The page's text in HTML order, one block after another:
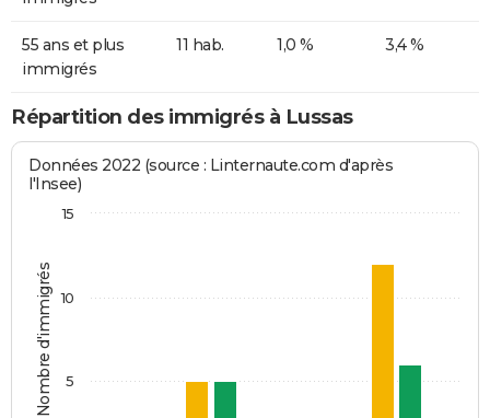
55 ans et plus
immigrés
11 hab. 1,0 % 3,4 %
Répartition des immigrés à Lussas
Nombre d'immigrés
Données 2022 (source : Linternaute.com d'après
l'Insee)
5
10
15